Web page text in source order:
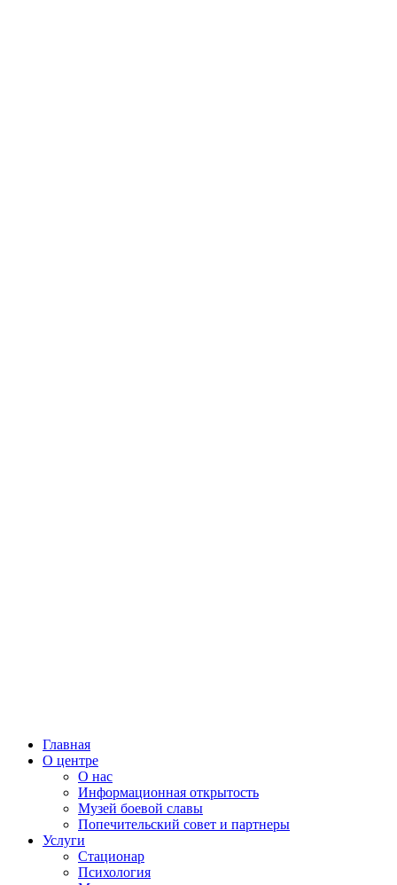
Главная
О центре
О нас
Информационная открытость
Музей боевой славы
Попечительский совет и партнеры
Услуги
Стационар
Психология